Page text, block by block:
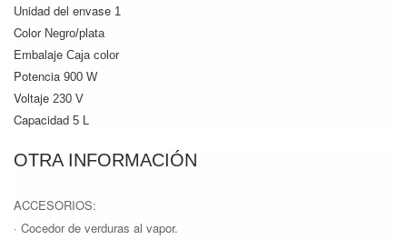
Unidad del envase 1
Color Negro/plata
Embalaje Caja color
Potencia 900 W
Voltaje 230 V
Capacidad 5 L
OTRA INFORMACIÓN
ACCESORIOS:
· Cocedor de verduras al vapor.